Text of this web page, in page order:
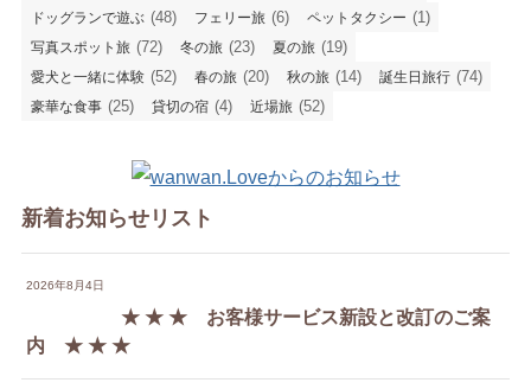
ドッグランで遊ぶ (48) フェリー旅 (6) ペットタクシー (1)
写真スポット旅 (72) 冬の旅 (23) 夏の旅 (19)
愛犬と一緒に体験 (52) 春の旅 (20) 秋の旅 (14) 誕生日旅行 (74)
豪華な食事 (25) 貸切の宿 (4) 近場旅 (52)
新着お知らせリスト
2026年8月4日
★ ★ ★ お客様サービス新設と改訂のご案
内 ★ ★ ★